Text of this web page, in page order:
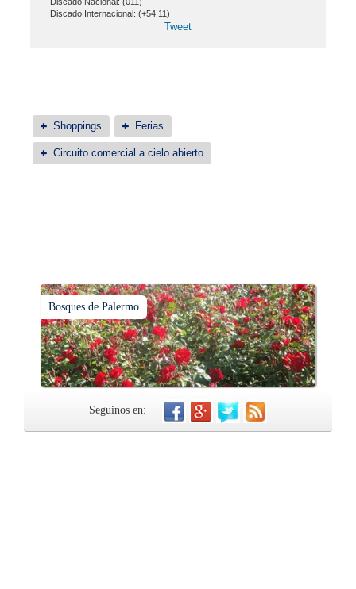
Discado Internacional: (+54 11)
Tweet
Shoppings Ferias
Circuito comercial a cielo abierto
Bosques de Palermo
Seguinos en: